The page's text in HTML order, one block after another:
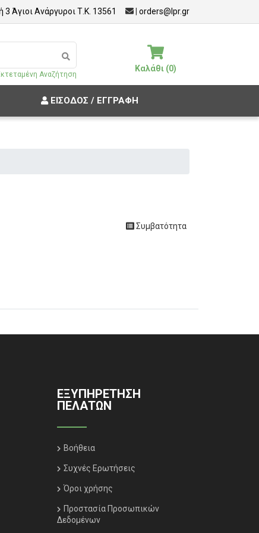
3 Άγιοι Ανάργυροι Τ.Κ. 13561 orders@lpr.gr
Αναζήτηση
Καλάθι (0)
ΕΊΣΟΔΟΣ / ΕΓΓΡΑΦΉ
Συμβατότητα
ΕΞΥΠΗΡΈΤΗΣΗ
ΠΕΛΑΤΏΝ
Βοήθεια
Συχνές Ερωτήσεις
Όροι χρήσης
Προστασία Προσωπικών
Δεδομένων